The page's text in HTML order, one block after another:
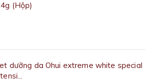
(Hộp)
dưỡng da Ohui extreme white special